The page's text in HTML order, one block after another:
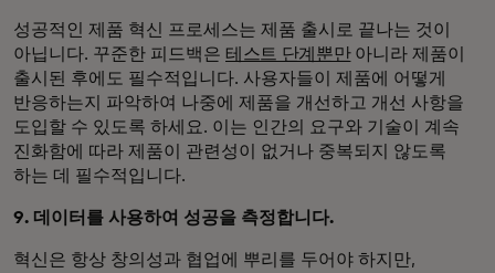
성공적인 제품 혁신 프로세스는 제품 출시로 끝나는 것이
아닙니다. 꾸준한 피드백은 테스트 단계뿐만아니라 제품이
출시된 후에도 필수적입니다. 사용자들이 제품에 어떻게
반응하는지 파악하여 나중에 제품을 개선하고 개선 사항을
도입할 수 있도록 하세요. 이는 인간의 요구와 기술이 계속
진화함에 따라 제품이 관련성이 없거나 중복되지 않도록
하는 데 필수적입니다.
9. 데이터를 사용하여 성공을 측정합니다.
혁신은 항상 창의성과 협업에 뿌리를 두어야 하지만,